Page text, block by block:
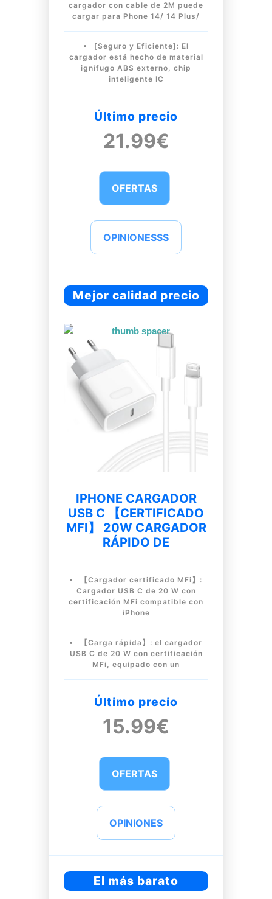
cargador con cable de 2M puede
cargar para Phone 14/ 14 Plus/
[Seguro y Eficiente]: El
cargador está hecho de material
ignífugo ABS externo, chip
inteligente IC
Último precio
21.99€
OFERTAS
OPINIONESSS
Mejor calidad precio
IPHONE CARGADOR
USB C 【CERTIFICADO
MFI】 20W CARGADOR
RÁPIDO DE
【Cargador certificado MFi】:
Cargador USB C de 20 W con
certificación MFi compatible con
iPhone
【Carga rápida】: el cargador
USB C de 20 W con certificación
MFi, equipado con un
Último precio
15.99€
OFERTAS
OPINIONES
El más barato